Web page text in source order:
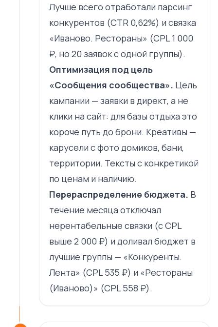
Лучше всего отработали парсинг
конкурентов (CTR 0,62%) и связка
«Иваново. Рестораны» (CPL 1 000
₽, но 20 заявок с одной группы).
Оптимизация под цель
«Сообщения сообщества». Цель
кампании — заявки в директ, а не
клики на сайт: для базы отдыха это
короче путь до брони. Креативы —
карусели с фото домиков, бани,
территории. Тексты с конкретикой
по ценам и наличию.
Перераспределение бюджета. В
течение месяца отключал
нерентабельные связки (с CPL
выше 2 000 ₽) и доливал бюджет в
лучшие группы — «Конкуренты.
Лента» (CPL 535 ₽) и «Рестораны
(Иваново)» (CPL 558 ₽).